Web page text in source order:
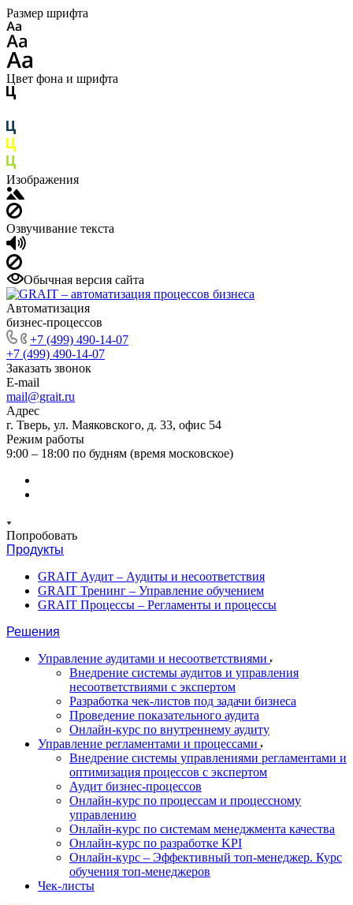
Размер шрифта
Цвет фона и шрифта
Изображения
Озвучивание текста
Обычная версия сайта
Автоматизация
бизнес-процессов
+7 (499) 490-14-07
+7 (499) 490-14-07
Заказать звонок
E-mail
mail@grait.ru
Адрес
г. Тверь, ул. Маяковского, д. 33, офис 54
Режим работы
9:00 – 18:00 по будням (время московское)
Попробовать
Продукты
GRAIT Аудит – Аудиты и несоответствия
GRAIT Тренинг – Управление обучением
GRAIT Процессы – Регламенты и процессы
Решения
Управление аудитами и несоответствиями
Внедрение системы аудитов и управления
несоответствиями с экспертом
Разработка чек-листов под задачи бизнеса
Проведение показательного аудита
Онлайн-курс по внутреннему аудиту
Управление регламентами и процессами
Внедрение системы управлениями регламентами и
оптимизация процессов с экспертом
Аудит бизнес-процессов
Онлайн-курс по процессам и процессному
управлению
Онлайн-курс по системам менеджмента качества
Онлайн-курс по разработке KPI
Онлайн-курс – Эффективный топ-менеджер. Курс
обучения топ-менеджеров
Чек-листы